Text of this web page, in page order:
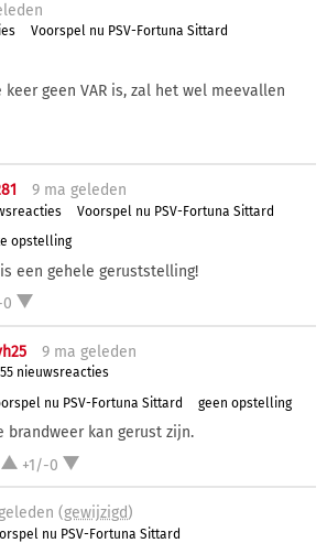
Voorspel nu PSV-Fortuna Sittard
keer geen VAR is, zal het wel meevallen
9 ma geleden
Voorspel nu PSV-Fortuna Sittard
opstelling
een gehele geruststelling!
9 ma geleden
nieuwsreacties
nu PSV-Fortuna Sittard
geen opstelling
brandweer kan gerust zijn.
+1/-0
(gewijzigd)
nu PSV-Fortuna Sittard